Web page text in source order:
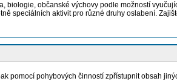
občanské výchovy podle možností
speciálních aktivit pro různé druhy oslabení.
pomocí pohybových činností zpřístupnit obsah